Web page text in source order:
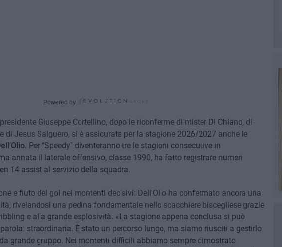
Powered by
Giuseppe Cortellino, dopo le riconferme di mister Di Chiano, di
di Jesus Salguero, si è assicurata per la stagione 2026/2027 anche le
. Per "Speedy" diventeranno tre le stagioni consecutive in
annata il laterale offensivo, classe 1990, ha fatto registrare numeri
14 assist al servizio della squadra.
e fiuto del gol nei momenti decisivi: Dell'Olio ha confermato ancora una
rivelandosi una pedina fondamentale nello scacchiere biscegliese grazie
e alla grande esplosività. «La stagione appena conclusa si può
straordinaria. È stato un percorso lungo, ma siamo riusciti a gestirlo
grande gruppo. Nei momenti difficili abbiamo sempre dimostrato